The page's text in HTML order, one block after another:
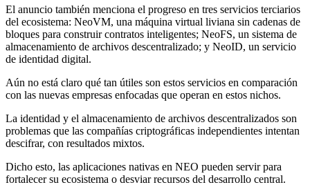
El anuncio también menciona el progreso en tres servicios terciarios
del ecosistema: NeoVM, una máquina virtual liviana sin cadenas de
bloques para construir contratos inteligentes; NeoFS, un sistema de
almacenamiento de archivos descentralizado; y NeoID, un servicio
de identidad digital.
Aún no está claro qué tan útiles son estos servicios en comparación
con las nuevas empresas enfocadas que operan en estos nichos.
La identidad y el almacenamiento de archivos descentralizados son
problemas que las compañías criptográficas independientes intentan
descifrar, con resultados mixtos.
Dicho esto, las aplicaciones nativas en NEO pueden servir para
fortalecer su ecosistema o desviar recursos del desarrollo central.